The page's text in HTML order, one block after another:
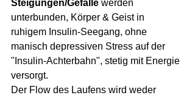
Steigungen/Gefälle werden
unterbunden, Körper & Geist in
ruhigem Insulin-Seegang, ohne
manisch depressiven Stress auf der
"Insulin-Achterbahn", stetig mit Energie
versorgt.
Der Flow des Laufens wird weder